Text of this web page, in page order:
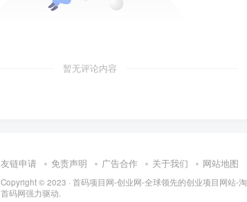
暂无评论内容
友链申请 免责声明 广告合作 关于我们 网站地图
Copyright © 2023 · 首码项目网-创业网-全球领先的创业项目网站-
首码网强力驱动.